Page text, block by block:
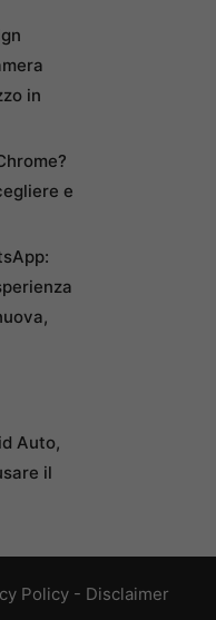
in
e
Auto,
il
Policy - Disclaimer